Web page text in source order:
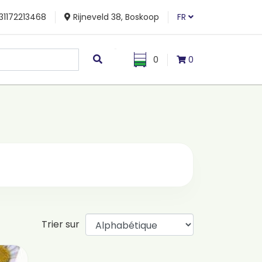
Rijneveld 38, Boskoop FR
0 0
Trier sur